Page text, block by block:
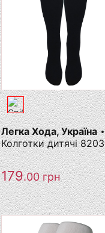
Легка Хода, Україна
Колготки дитячі 8203
179.00грн